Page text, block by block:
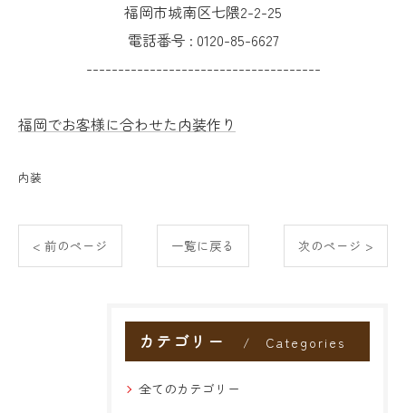
福岡市城南区七隈2-2-25
電話番号 : 0120-85-6627
-------------------------------------
福岡でお客様に合わせた内装作り
内装
< 前のページ 一覧に戻る 次のページ >
カテゴリー Categories
全てのカテゴリー